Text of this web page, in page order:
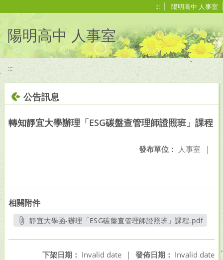
::: 陽明高中 人事室
陽明高中 人事室
:::
公告訊息
轉知靜宜大學辦理「ESG碳盤查管理師證照班」課程
發布單位： 人事室 |
相關附件
靜宜大學函-辦理「ESG碳盤查管理師證照班」課程.pdf
發佈日期： Invalid date
下架日期： Invalid date
|